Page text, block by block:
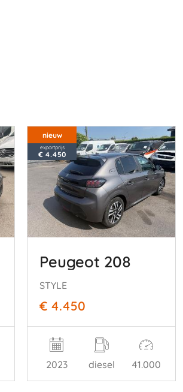
nieuw
exportprijs
€ 4.450
Peugeot 208
STYLE
€ 4.450
2023 diesel 41.000